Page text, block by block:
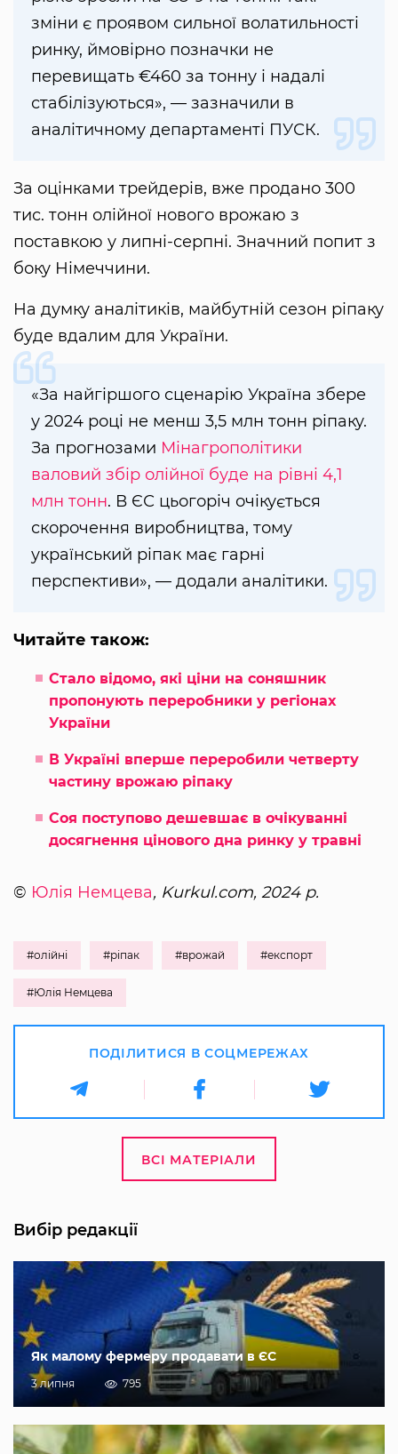
зміни є проявом сильної волатильності
ринку, ймовірно позначки не
перевищать €460 за тонну і надалі
стабілізуються», — зазначили в
аналітичному департаменті ПУСК.
За оцінками трейдерів, вже продано 300
тис. тонн олійної нового врожаю з
поставкою у липні-серпні. Значний попит з
боку Німеччини.
На думку аналітиків, майбутній сезон ріпаку
буде вдалим для України.
«За найгіршого сценарію Україна збере
у 2024 році не менш 3,5 млн тонн ріпаку.
За прогнозами Мінагрополітики
валовий збір олійної буде на рівні 4,1
млн тонн. В ЄС цьогоріч очікується
скорочення виробництва, тому
український ріпак має гарні
перспективи», — додали аналітики.
Читайте також:
Стало відомо, які ціни на соняшник
пропонують переробники у регіонах
України
В Україні вперше переробили четверту
частину врожаю ріпаку
Соя поступово дешевшає в очікуванні
досягнення цінового дна ринку у травні
© Юлія Немцева, Kurkul.com, 2024 р.
#олійні #ріпак #врожай #експорт
#Юлія Немцева
ПОДІЛИТИСЯ В СОЦМЕРЕЖАХ
ВСІ МАТЕРІАЛИ
Вибір редакції
Як малому фермеру продавати в ЄС
3 липня 795